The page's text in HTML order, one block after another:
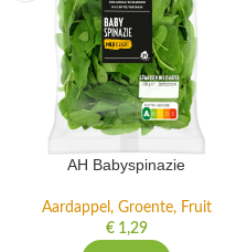
AH Babyspinazie
Aardappel, Groente, Fruit
€1,29